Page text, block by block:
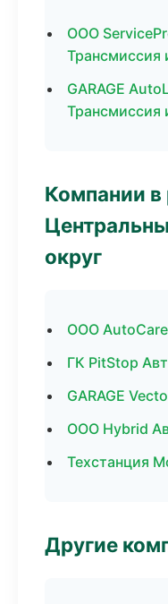
ООО
Трансмиссия
GARAGE
Трансмиссия
Компании в
округ
ООО
ГК PitStop
GARAGE
ООО Hybrid
Техстанция
Другие